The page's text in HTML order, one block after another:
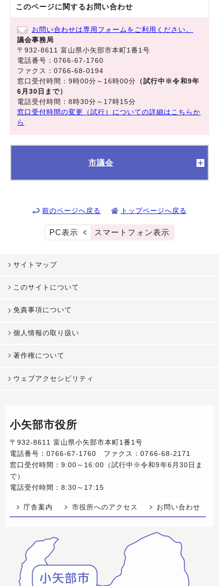
このページに関するお問い合わせ
お問い合わせは専用フォームをご利用ください。
議会事務局
〒932-8611 富山県小矢部市本町1番1号
電話番号：0766-67-1760
ファクス：0766-68-0194
窓口受付時間：9時00分～16時00分 （試行中※令和9年
6月30日まで）
電話受付時間：8時30分～17時15分
窓口受付時間の変更（試行）についての詳細はこちらか
ら
市議会
前のページへ戻る トップページへ戻る
PC表示 スマートフォン表示
サイトマップ
このサイトについて
免責事項について
個人情報の取り扱い
著作権について
ウェブアクセシビリティ
小矢部市役所
〒932-8611 富山県小矢部市本町1番1号
電話番号：0766-67-1760 ファクス：0766-68-2171
窓口受付時間：9:00～16:00（試行中※令和9年6月30日ま
で）
電話受付時間：8:30～17:15
庁舎案内 市役所へのアクセス お問い合わせ